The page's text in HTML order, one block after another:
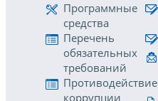
Программные
средства
Перечень
обязательных
требований
Противодействие
коррупции